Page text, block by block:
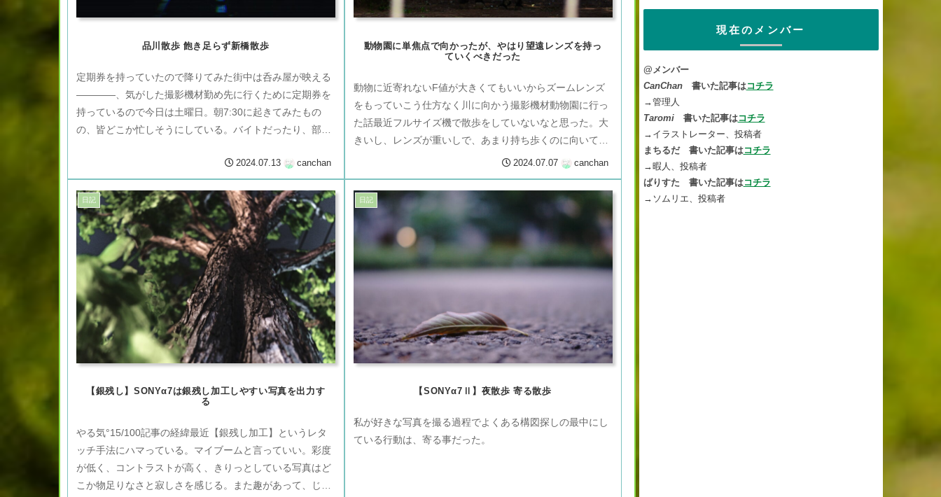
品川散歩 飽き足らず新橋散歩
定期券を持っていたので降りてみた街中は呑み屋が映える
――――、気がした撮影機材勤め先に行くために定期券を
持っているので今日は土曜日。朝7:30に起きてみたもの
の、皆どこか忙しそうにしている。バイトだったり、部活
2024.07.13 canchan
動物園に単焦点で向かったが、やはり望遠レンズを持っ
ていくべきだった
動物に近寄れないF値が大きくてもいいからズームレンズ
をもっていこう仕方なく川に向かう撮影機材動物園に行っ
た話最近フルサイズ機で散歩をしていないなと思った。大
きいし、レンズが重いしで、あまり持ち歩くのに向いてい
ない。だからほとんどがマイクロフ...
2024.07.07 canchan
日記
【銀残し】SONYα7は銀残し加工しやすい写真を出力す
る
やる気°15/100記事の経緯最近【銀残し加工】というレタ
ッチ手法にハマっている。マイブームと言っていい。彩度
が低く、コントラストが高く、きりっとしている写真はど
こか物足りなさと寂しさを感じる。また趣があって、じっ
日記
【SONYα7Ⅱ】夜散歩 寄る散歩
私が好きな写真を撮る過程でよくある構図探しの最中にし
ている行動は、寄る事だった。
現在のメンバー
@メンバー
CanChan 書いた記事はコチラ
→管理人
Taromi 書いた記事はコチラ
→イラストレーター、投稿者
まちるだ 書いた記事はコチラ
→暇人、投稿者
ばりすた 書いた記事はコチラ
→ソムリエ、投稿者